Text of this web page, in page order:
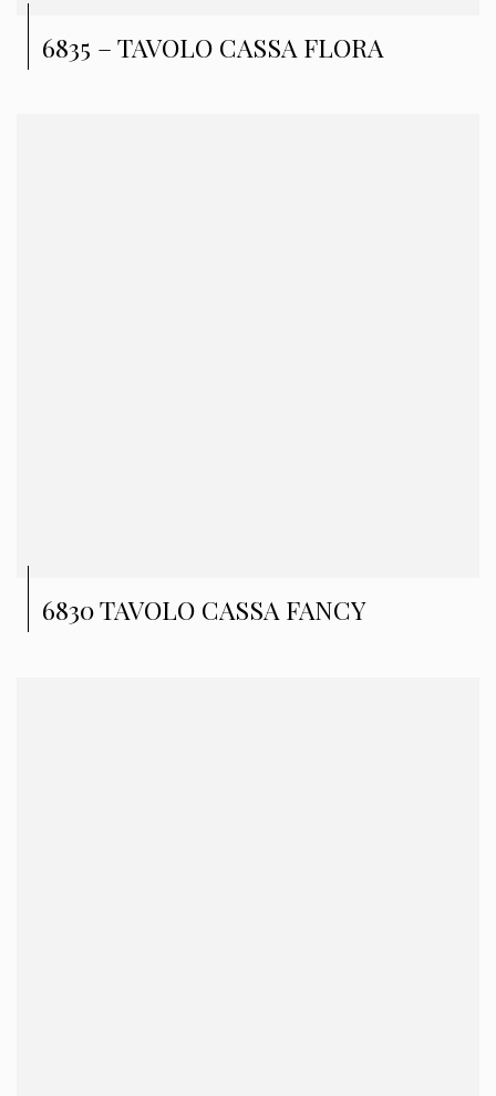
6835 – TAVOLO CASSA FLORA
6830 TAVOLO CASSA FANCY